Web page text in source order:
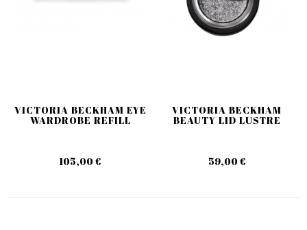
VICTORIA BECKHAM EYE
WARDROBE REFILL
105,00 €
VICTORIA BECKHAM
BEAUTY LID LUSTRE
59,00 €